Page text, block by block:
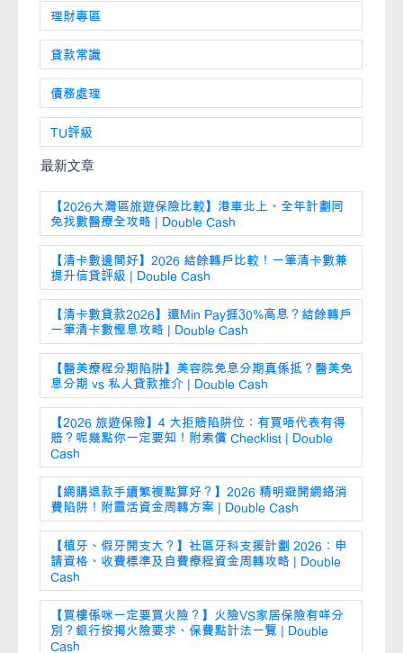
理財專區
貸款常識
債務處理
TU評級
最新文章
【2026大灣區旅遊保險比較】港車北上、全年計劃同
免找數醫療全攻略 | Double Cash
【清卡數邊間好】2026 結餘轉戶比較！一筆清卡數兼
提升信貸評級 | Double Cash
【清卡數貸款2026】還Min Pay捱30%高息？結餘轉戶
一筆清卡數慳息攻略 | Double Cash
【醫美療程分期陷阱】美容院免息分期真係抵？醫美免
息分期 vs 私人貸款推介 | Double Cash
【2026 旅遊保險】4 大拒賠陷阱位：有買唔代表有得
賠？呢幾點你一定要知！附索償 Checklist | Double
Cash
【網購退款手續繁複點算好？】2026 精明避開網絡消
費陷阱！附靈活資金周轉方案 | Double Cash
【植牙、假牙開支大？】社區牙科支援計劃 2026：申
請資格、收費標準及自費療程資金周轉攻略 | Double
Cash
【買樓係咪一定要買火險？】火險VS家居保險有咩分
別？銀行按揭火險要求、保費點計法一覽 | Double
Cash